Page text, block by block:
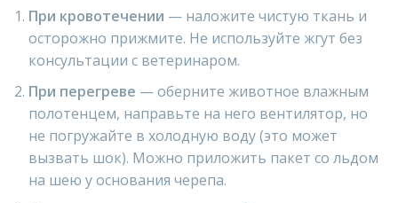
При кровотечении — наложите чистую ткань и
осторожно прижмите. Не используйте жгут без
консультации с ветеринаром.
При перегреве — оберните животное влажным
полотенцем, направьте на него вентилятор, но
не погружайте в холодную воду (это может
вызвать шок). Можно приложить пакет со льдом
на шею у основания черепа.